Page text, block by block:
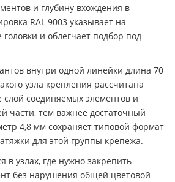
и глубину вхождения в
RAL 9003 указывает на
и облегчает подбор под
внутри одной линейки длина 70
узла крепления рассчитана
соединяемых элементов и
части, тем важнее достаточный
4,8 мм сохраняет типовой формат
для этой группы крепежа.
в узлах, где нужно закрепить
без нарушения общей цветовой